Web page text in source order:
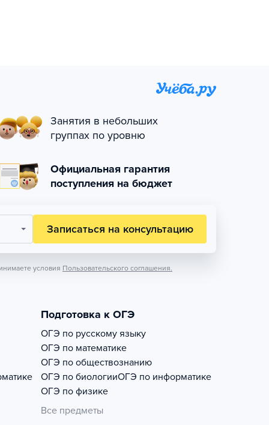
Занятия в небольших
группах по уровню
Официальная гарантия
поступления на бюджет
Записаться на консультацию
условия Пользовательского соглашения.
Подготовка к ОГЭ
ОГЭ по русскому языку
ОГЭ по математике
ОГЭ по обществознанию
ОГЭ по биологииОГЭ по информатике
ОГЭ по физике
Все предметы